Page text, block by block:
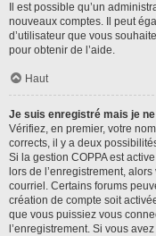
Il est possible qu’un
nouveaux comptes. Il peut
d’utilisateur que vous
pour obtenir de l’aide.
Haut
Je suis enregistré mais je
Vérifiez, en premier, votre
corrects, il y a deux
Si la gestion COPPA est
lors de l’enregistrement,
courriel. Certains forums
création de compte soit
que vous puissiez vous
l’enregistrement. Si vous